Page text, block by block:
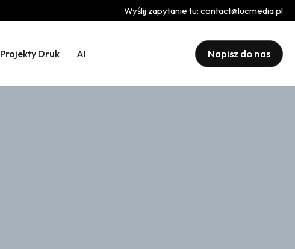
Wyślij zapytanie tu: contact@lucmedia.pl
Projekty Druk AI Napisz do nas